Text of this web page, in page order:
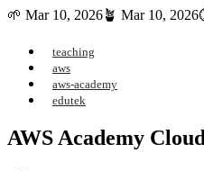
🌱 Mar 10, 2026🪴 Mar 10, 2026
teaching
aws
aws-academy
edutek
AWS Academy